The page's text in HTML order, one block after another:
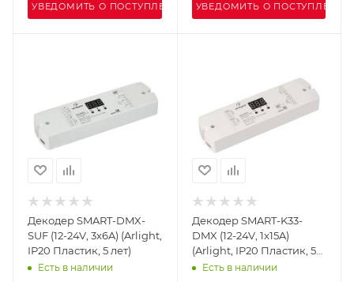
УВЕДОМИТЬ О ПОСТУПЛЕНИИ УВЕДОМИТЬ О ПОСТУПЛЕНИИ
Декодер SMART-DMX-
SUF (12-24V, 3x6A) (Arlight,
IP20 Пластик, 5 лет)
Есть в наличии
Декодер SMART-K33-
DMX (12-24V, 1x15A)
(Arlight, IP20 Пластик, 5
лет)Есть в наличии